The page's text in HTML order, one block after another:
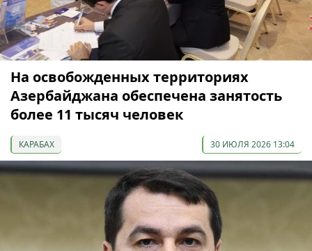
На освобожденных территориях
Азербайджана обеспечена занятость
более 11 тысяч человек
КАРАБАХ 30 ИЮЛЯ 2026 13:04